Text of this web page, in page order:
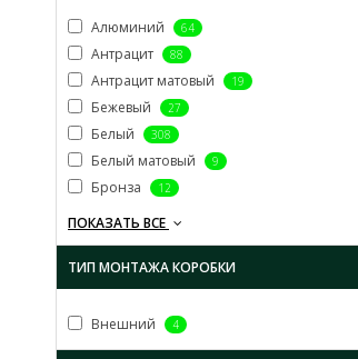
Алюминий 64
Антрацит 88
Антрацит матовый 19
Бежевый 27
Белый 308
Белый матовый 9
Бронза 12
ПОКАЗАТЬ ВСЕ
ТИП МОНТАЖА КОРОБКИ
Внешний 4